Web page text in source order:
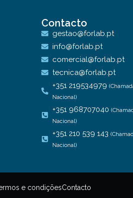
Contacto
gestao@forlab.pt
info@forlab.pt
comercial@forlab.pt
tecnica@forlab.pt
+351 219534979
Nacional)
+351 968707040
Nacional)
+351 210 539 143
Nacional)
e condiçõesContacto